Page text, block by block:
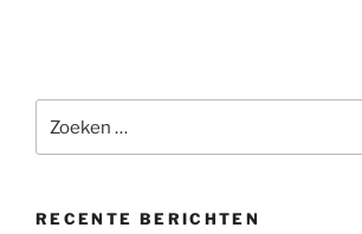
naar:
RECENTE BERICHTEN